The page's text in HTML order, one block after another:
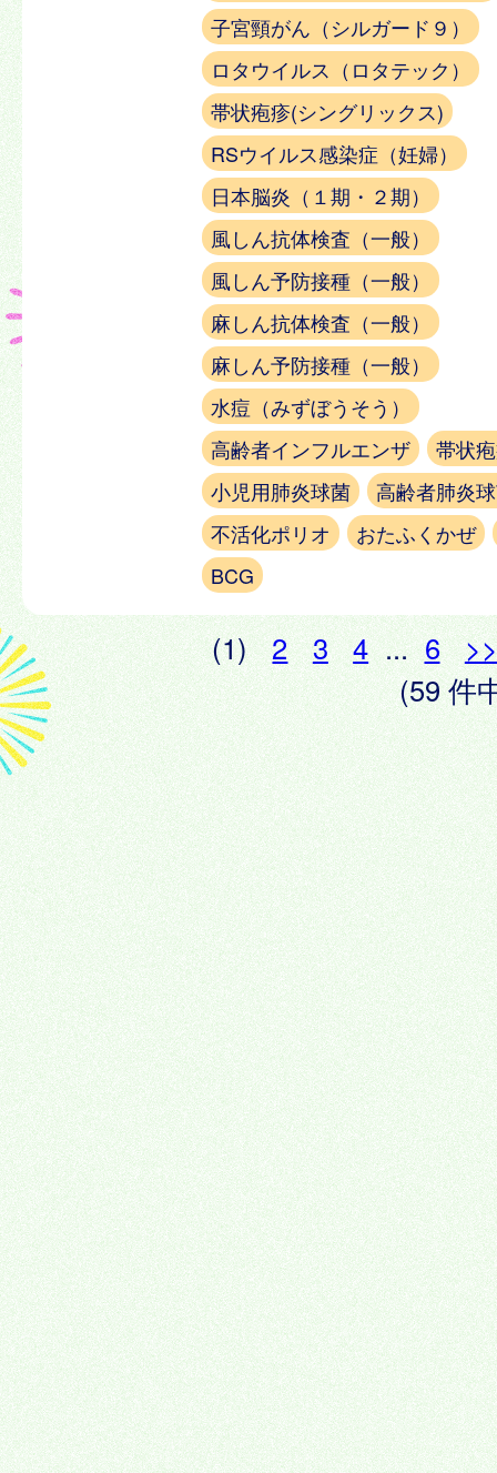
子宮頸がん（シルガード９）
ロタウイルス（ロタテック）
帯状疱疹(シングリックス)
RSウイルス感染症（妊婦）
日本脳炎（１期・２期）
風しん抗体検査（一般）
風しん予防接種（一般）
麻しん抗体検査（一般）
麻しん予防接種（一般）
水痘（みずぼうそう）
高齢者インフルエンザ
帯状
小児用肺炎球菌
高齢者肺炎
不活化ポリオ
おたふくかぜ
BCG
(1) 2 3 4 ... 6
>>
(59 件